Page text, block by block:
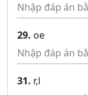
29. oe
31. r,l